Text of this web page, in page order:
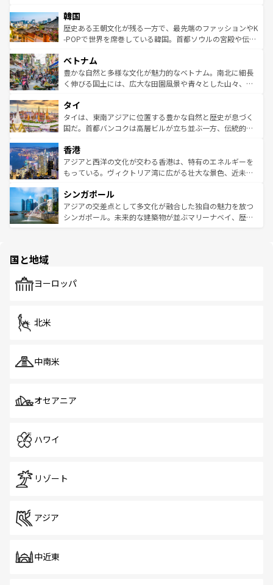
ワイを、存分に味わってほしい。 なお、新着のハワイ情報
はコンテンツ一覧を参照してほしい。
いる。アクティビティも充実しており、サーフィンやダイ
ビング、ハイキングなど、アウトドア好きにはたまらな
い。オーストラリアの多彩な魅力を存分に味わいつくそ
参照してほしい。
ン）、静ひつな山岳地帯である台湾東部など、都市の喧騒
と山間の静けさが共存しており、訪れる人に新しい発見と
驚きをもたらしてくれる。また、奥深い台湾の食文化も魅
容にもいいと評判のスイーツなど、バラエティ豊かな料理
が味わえる。 なお、新着の台湾情報は コンテンツ一覧を参
照してほしい。
韓国
歴史ある王朝文化が残る一方で、最先端のファッションやK
-POPで世界を席巻している韓国。首都ソウルの宮殿や伝統
き、地方に足を延ばせば四季折々の自然美を楽しむことが
できる。そして、キムチや焼肉、絶品のストリートフード
まで、さまざまな韓国料理が待っている。夜には、韓国な
リティに包まれながら、韓国の多彩な魅力を心ゆくまで味
わってみてほしい。 なお、新着の韓国情報はコンテンツ一
覧を参照してほしい。
ベトナム
豊かな自然と多様な文化が魅力的なベトナム。南北に細長
く伸びる国土には、広大な田園風景や青々とした山々、世
急速な発展と共に伝統が息づく。ハノイの古い町並みやホ
ーチミン市のフランス統治時代の建物も、独特の雰囲気を
醸し出している。また、バラエティの豊かさとおいしさで
とつ。フォーやバインミー、ベトナムコーヒーなどは、ぜ
ひ現地で味わいたい。どの地域を訪れてもあたたかい人々
が旅行者を迎えてくれるので、きっと忘れられない旅にな
参照してほしい。
タイ
タイは、東南アジアに位置する豊かな自然と歴史が息づく
国だ。首都バンコクは高層ビルが立ち並ぶ一方、伝統的な
の活気が交差している。北部ではチェンマイなどの山岳地
帯で自然と触れ合い、南部ではプーケットやクラビの美し
いビーチでリゾート気分を楽しむことができる。タイ料理
激する。気候は一年中温暖で、どの季節にも異なる楽しみ
が待っている。親しみやすいタイの人々、仏教を中心とし
た文化、そして多様な観光資源が、訪れる旅人を魅了し続
香港
アジアと西洋の文化が交わる香港は、特有のエネルギーを
もっている。ヴィクトリア湾に広がる壮大な景色、近未来
み、どこを訪れても感動するはず。観光スポットが密集し
ており、効率よく見どころを回れるのも魅力。息をのむよ
うな絶景から文化的な体験まで、香港を存分に楽しみ尽く
シンガポール
アジアの交差点として多文化が融合した独自の魅力を放つ
シンガポール。未来的な建築物が並ぶマリーナベイ、歴史
で、ホーカーズは地元の風情を楽しめる外せないスポット
国と地域
ヨーロッパ
北米
中南米
オセアニア
ハワイ
リゾート
アジア
中近東